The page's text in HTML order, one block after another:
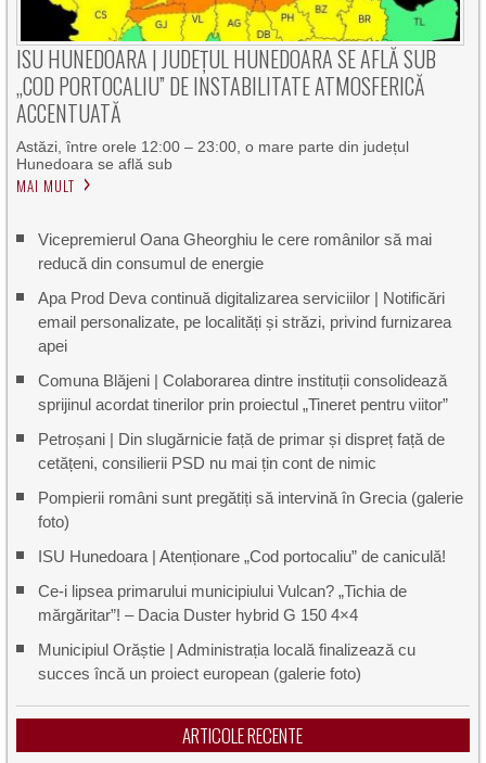
ISU HUNEDOARA | JUDEȚUL HUNEDOARA SE AFLĂ SUB
„COD PORTOCALIU” DE INSTABILITATE ATMOSFERICĂ
ACCENTUATĂ
Astăzi, între orele 12:00 – 23:00, o mare parte din județul
Hunedoara se află sub
MAI MULT
Vicepremierul Oana Gheorghiu le cere românilor să mai
reducă din consumul de energie
Apa Prod Deva continuă digitalizarea serviciilor | Notificări
email personalizate, pe localități și străzi, privind furnizarea
apei
Comuna Blăjeni | Colaborarea dintre instituții consolidează
sprijinul acordat tinerilor prin proiectul „Tineret pentru viitor”
Petroșani | Din slugărnicie față de primar și dispreț față de
cetățeni, consilierii PSD nu mai țin cont de nimic
Pompierii români sunt pregătiți să intervină în Grecia (galerie
foto)
ISU Hunedoara | Atenționare „Cod portocaliu” de caniculă!
Ce-i lipsea primarului municipiului Vulcan? „Tichia de
mărgăritar”! – Dacia Duster hybrid G 150 4×4
Municipiul Orăștie | Administrația locală finalizează cu
succes încă un proiect european (galerie foto)
ARTICOLE RECENTE